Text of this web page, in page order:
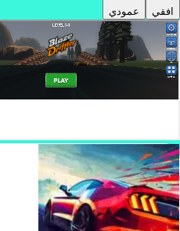
افقي عمودي